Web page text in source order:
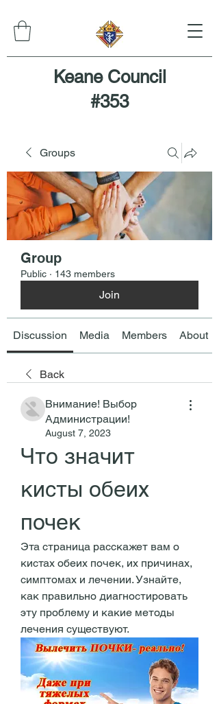
Keane Council
#353
Groups
Group
Public · 143 members
Join
Discussion Media Members About
Back
Внимание! Выбор
Администрации!
August 7, 2023
Что значит
кисты обеих
почек
Эта страница расскажет вам о
кистах обеих почек, их причинах,
симптомах и лечении. Узнайте,
как правильно диагностировать
эту проблему и какие методы
лечения существуют.